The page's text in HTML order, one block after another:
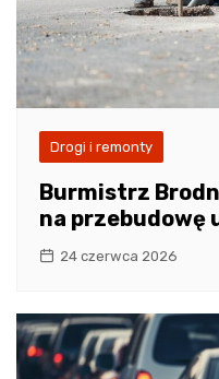
Drogi i remonty
Burmistrz
na przebudowę
24 czerwca 2026